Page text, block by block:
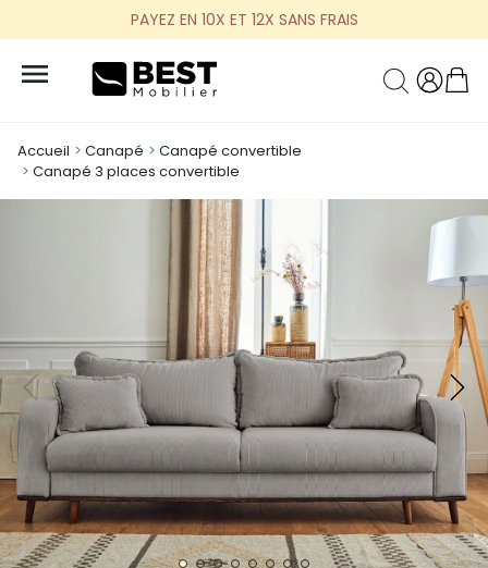
PAYEZ EN 10X ET 12X SANS FRAIS

Accueil Canapé
Canapé convertible
Canapé 3 places convertible